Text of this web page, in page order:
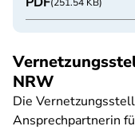
NRW
Die
Ansprechpartnerin